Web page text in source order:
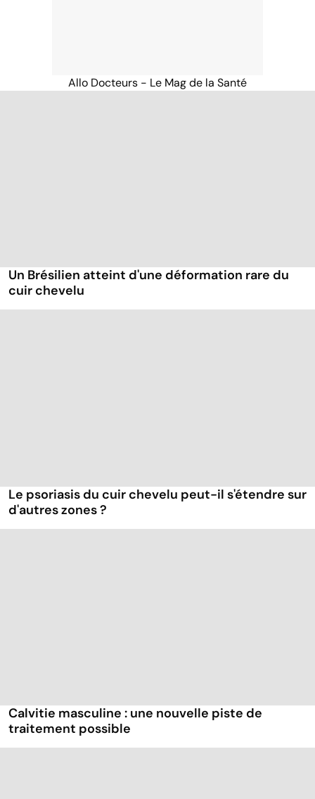
Allo Docteurs - Le Mag de la Santé
Un Brésilien atteint d'une déformation rare du
cuir chevelu
Le psoriasis du cuir chevelu peut-il s'étendre sur
d'autres zones ?
Calvitie masculine : une nouvelle piste de
traitement possible